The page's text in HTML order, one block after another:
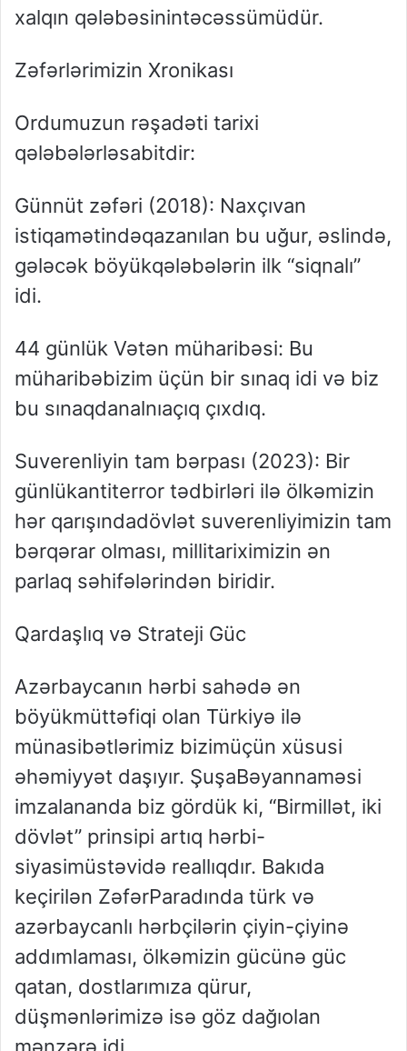
xalqın qələbəsinintəcəssümüdür.
Zəfərlərimizin Xronikası
Ordumuzun rəşadəti tarixi
qələbələrləsabitdir:
Günnüt zəfəri (2018): Naxçıvan
istiqamətindəqazanılan bu uğur, əslində,
gələcək böyükqələbələrin ilk “siqnalı”
idi.
​44 günlük Vətən müharibəsi: Bu
müharibəbizim üçün bir sınaq idi və biz
bu sınaqdanalnıaçıq çıxdıq.
Suverenliyin tam bərpası (2023): Bir
günlükantiterror tədbirləri ilə ölkəmizin
hər qarışındadövlət suverenliyimizin tam
bərqərar olması, millitariximizin ən
parlaq səhifələrindən biridir.
Qardaşlıq və Strateji Güc
Azərbaycanın hərbi sahədə ən
böyükmüttəfiqi olan Türkiyə ilə
münasibətlərimiz bizimüçün xüsusi
əhəmiyyət daşıyır. ŞuşaBəyannaməsi
imzalananda biz gördük ki, “Birmillət, iki
dövlət” prinsipi artıq hərbi-
siyasimüstəvidə reallıqdır. Bakıda
keçirilən ZəfərParadında türk və
azərbaycanlı hərbçilərin çiyin-çiyinə
addımlaması, ölkəmizin gücünə güc
qatan, dostlarımıza qürur,
düşmənlərimizə isə göz dağıolan
mənzərə idi